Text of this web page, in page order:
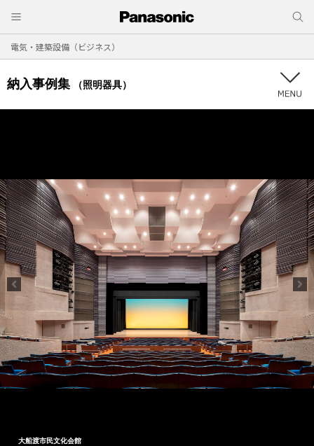
電気・建築設備（ビジネス）
納入事例集 （照明器具）
大船渡市民文化会館